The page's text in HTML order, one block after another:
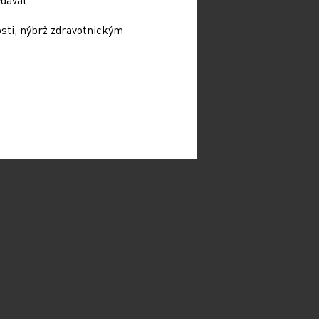
nýbrž zdravotnickým